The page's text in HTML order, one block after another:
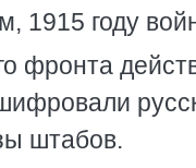
1915 году
фронта
штабов.